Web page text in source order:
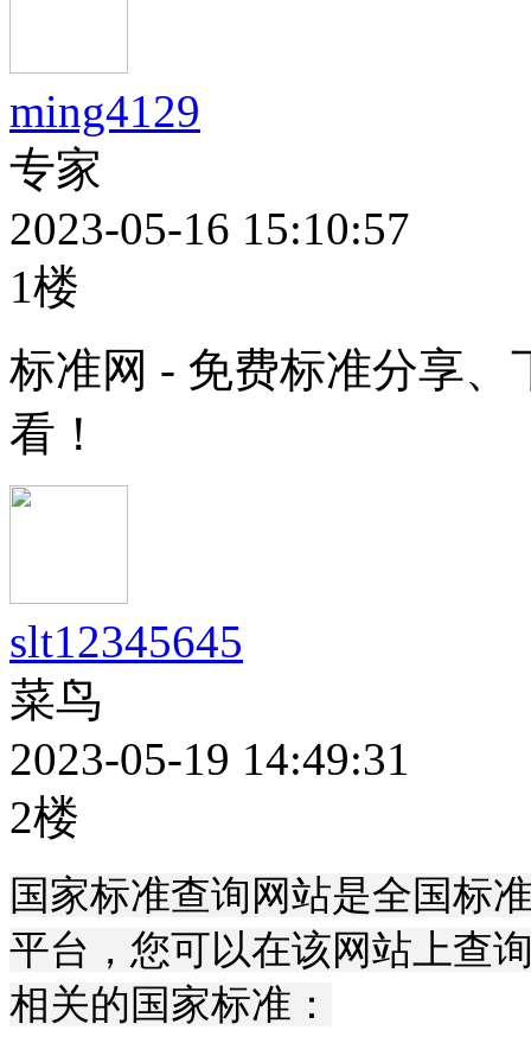
ming4129
专家
2023-05-16 15:10:57
1楼
标准网 - 免费标准分享
看！
slt12345645
菜鸟
2023-05-19 14:49:31
2楼
国家标准查询网站是全国标
平台，您可以在该网站上查
相关的国家标准：